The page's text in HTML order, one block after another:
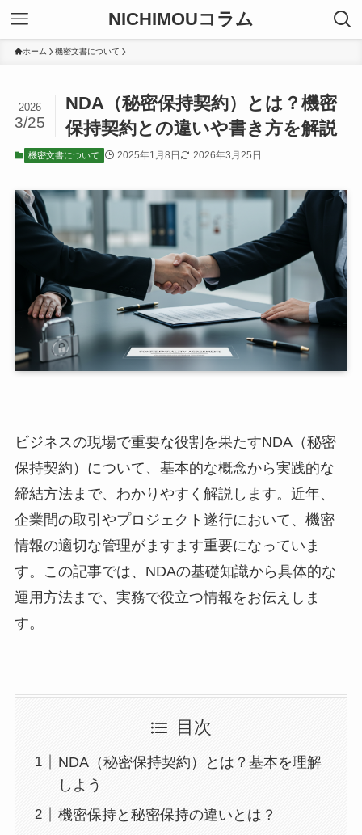
NICHIMOUコラム
ホーム 機密文書について
NDA（秘密保持契約）とは？機密
保持契約との違いや書き方を解説
2026
3/25
機密文書について 2025年1月8日 2026年3月25日
ビジネスの現場で重要な役割を果たすNDA（秘密
保持契約）について、基本的な概念から実践的な
締結方法まで、わかりやすく解説します。近年、
企業間の取引やプロジェクト遂行において、機密
情報の適切な管理がますます重要になっていま
す。この記事では、NDAの基礎知識から具体的な
運用方法まで、実務で役立つ情報をお伝えしま
す。
目次
NDA（秘密保持契約）とは？基本を理解
しよう
機密保持と秘密保持の違いとは？